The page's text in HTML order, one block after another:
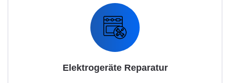
Elektrogeräte Reparatur